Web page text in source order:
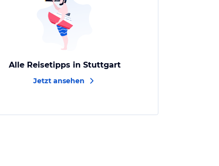
Alle Reisetipps in Stuttgart
Jetzt ansehen